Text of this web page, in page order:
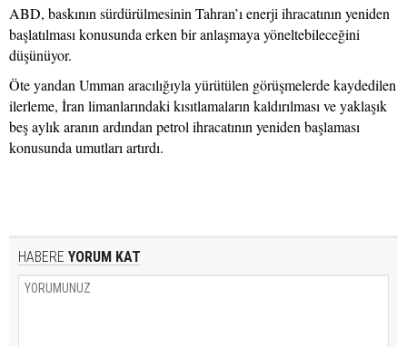
ABD, baskının sürdürülmesinin Tahran’ı enerji ihracatının yeniden
başlatılması konusunda erken bir anlaşmaya yöneltebileceğini
düşünüyor.
Öte yandan Umman aracılığıyla yürütülen görüşmelerde kaydedilen
ilerleme, İran limanlarındaki kısıtlamaların kaldırılması ve yaklaşık
beş aylık aranın ardından petrol ihracatının yeniden başlaması
konusunda umutları artırdı.
HABERE YORUM KAT